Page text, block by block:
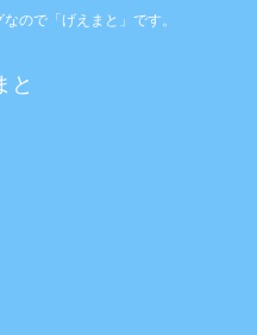
ので「げえまと」です。
と